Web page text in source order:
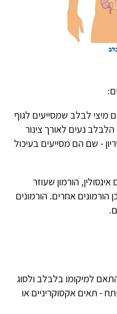
מיצי לבלב שמסייעים לגוף
נעים לאורך צינור
- שם הם מסייעים בעיכול
אינסולין, הורמון שעוזר
אחרים. הורמונים
למיקומו בלבלב ולסוג
- תאים אקסוקריניים או